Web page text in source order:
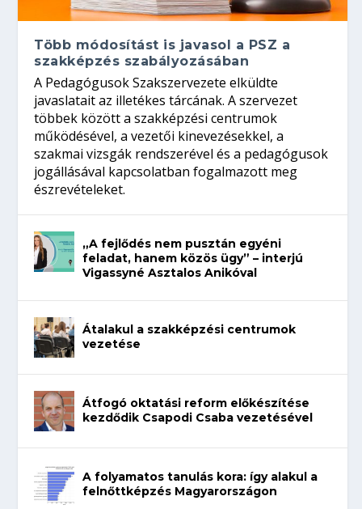
Több módosítást is javasol a PSZ a
szakképzés szabályozásában
A Pedagógusok Szakszervezete elküldte
javaslatait az illetékes tárcának. A szervezet
többek között a szakképzési centrumok
működésével, a vezetői kinevezésekkel, a
szakmai vizsgák rendszerével és a pedagógusok
jogállásával kapcsolatban fogalmazott meg
észrevételeket.
„A fejlődés nem pusztán egyéni
feladat, hanem közös ügy” – interjú
Vigassyné Asztalos Anikóval
Átalakul a szakképzési centrumok
vezetése
Átfogó oktatási reform előkészítése
kezdődik Csapodi Csaba vezetésével
A folyamatos tanulás kora: így alakul a
felnőttképzés Magyarországon